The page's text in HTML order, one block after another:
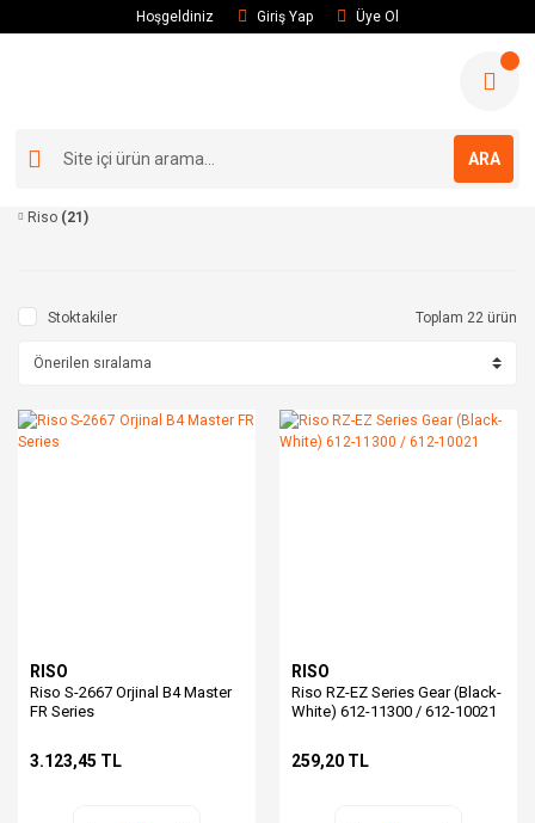
Hoşgeldiniz Giriş Yap Üye Ol
ARA
Riso (21)
Stoktakiler Toplam 22 ürün
RISO
Riso S-2667 Orjinal B4 Master
FR Series
3.123,45 TL
RISO
Riso RZ-EZ Series Gear (Black-
White) 612-11300 / 612-10021
259,20 TL